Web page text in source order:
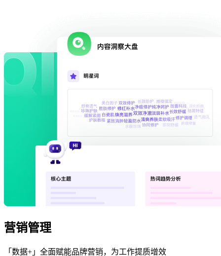
营销管理
「数据+」全面赋能品牌营销，为工作提质增效